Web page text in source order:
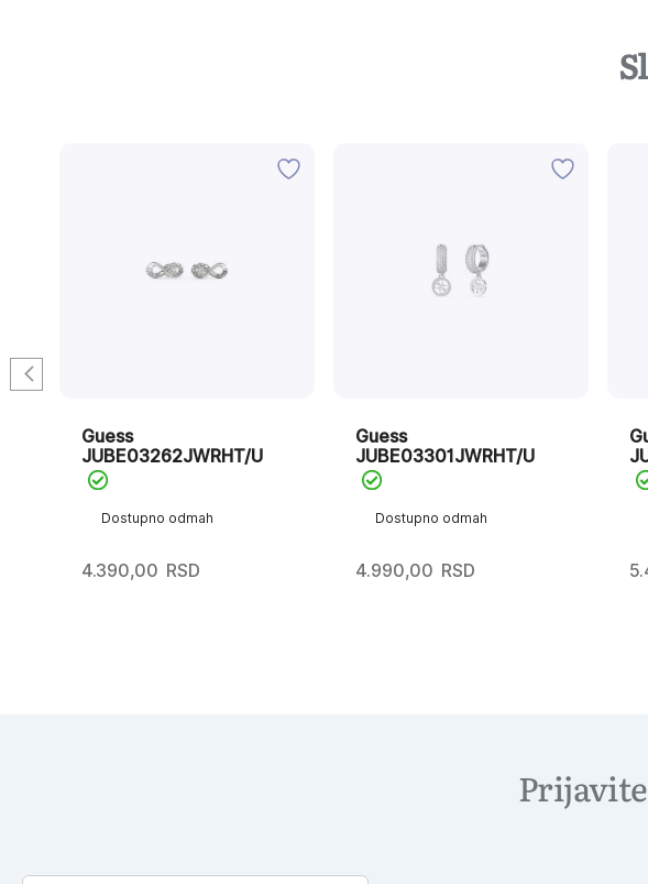
Dostupno odmah
Guess
JUBE03262JWRHT/U
4.390,00 RSD
Dostupno odmah
Guess
JUBE03301JWRHT/U
4.990,00 RSD